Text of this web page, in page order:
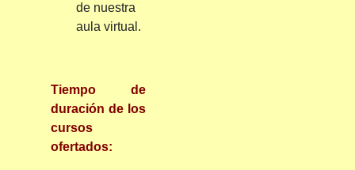
de nuestra
aula virtual.
Tiempo de
duración de los
cursos
ofertados: